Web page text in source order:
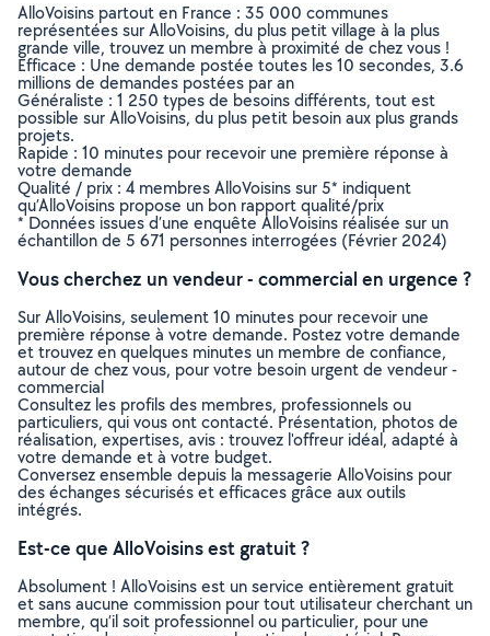
AlloVoisins partout en France : 35 000 communes
représentées sur AlloVoisins, du plus petit village à la plus
grande ville, trouvez un membre à proximité de chez vous !
Efficace : Une demande postée toutes les 10 secondes, 3.6
millions de demandes postées par an
Généraliste : 1 250 types de besoins différents, tout est
possible sur AlloVoisins, du plus petit besoin aux plus grands
projets.
Rapide : 10 minutes pour recevoir une première réponse à
votre demande
Qualité / prix : 4 membres AlloVoisins sur 5* indiquent
qu’AlloVoisins propose un bon rapport qualité/prix
* Données issues d’une enquête AlloVoisins réalisée sur un
échantillon de 5 671 personnes interrogées (Février 2024)
Vous cherchez un vendeur - commercial en urgence ?
Sur AlloVoisins, seulement 10 minutes pour recevoir une
première réponse à votre demande. Postez votre demande
et trouvez en quelques minutes un membre de confiance,
autour de chez vous, pour votre besoin urgent de vendeur -
commercial
Consultez les profils des membres, professionnels ou
particuliers, qui vous ont contacté. Présentation, photos de
réalisation, expertises, avis : trouvez l'offreur idéal, adapté à
votre demande et à votre budget.
Conversez ensemble depuis la messagerie AlloVoisins pour
des échanges sécurisés et efficaces grâce aux outils
intégrés.
Est-ce que AlloVoisins est gratuit ?
Absolument ! AlloVoisins est un service entièrement gratuit
et sans aucune commission pour tout utilisateur cherchant un
membre, qu’il soit professionnel ou particulier, pour une